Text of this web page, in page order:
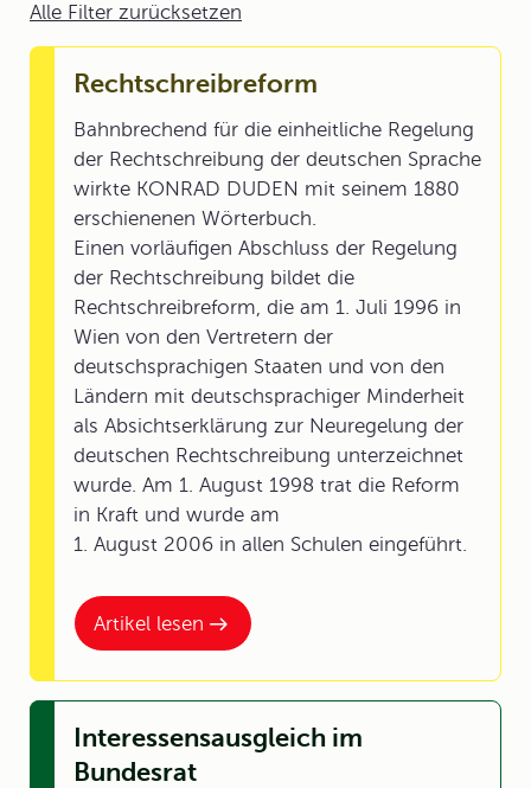
Alle Filter zurücksetzen
Artikel lesen
Rechtschreibreform
Bahnbrechend für die einheitliche Regelung
der Rechtschreibung der deutschen Sprache
wirkte KONRAD DUDEN mit seinem 1880
erschienenen Wörterbuch.
Einen vorläufigen Abschluss der Regelung
der Rechtschreibung bildet die
Rechtschreibreform, die am 1. Juli 1996 in
Wien von den Vertretern der
deutschsprachigen Staaten und von den
Ländern mit deutschsprachiger Minderheit
als Absichtserklärung zur Neuregelung der
deutschen Rechtschreibung unterzeichnet
wurde. Am 1. August 1998 trat die Reform
in Kraft und wurde am
1. August 2006 in allen Schulen eingeführt.
Interessensausgleich im
Bundesrat